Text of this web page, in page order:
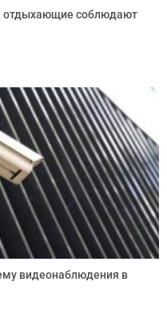
отдыхающие соблюдают
видеонаблюдения в